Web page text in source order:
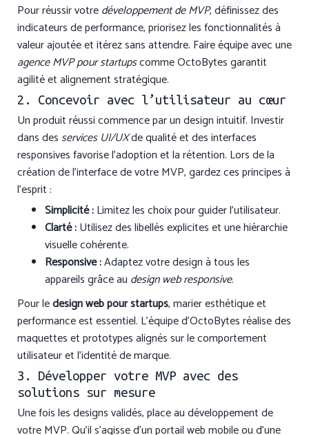
Pour réussir votredéveloppement de MVP, définissez des
indicateurs de performance, priorisez les fonctionnalités à
valeur ajoutée et itérez sans attendre. Faire équipe avec une
agence MVP pour startupscomme OctoBytes garantit
agilité et alignement stratégique.
2. Concevoir avec l’utilisateur au cœur
Un produit réussi commence par un design intuitif. Investir
dans des services UI/UXde qualité et des interfaces
responsives favorise l’adoption et la rétention. Lors de la
création de l’interface de votre MVP, gardez ces principes à
l’esprit :
Simplicité :Limitez les choix pour guider l’utilisateur.
Clarté :Utilisez des libellés explicites et une hiérarchie
visuelle cohérente.
Responsive :Adaptez votre design à tous les
appareils grâce au design web responsive.
Pour ledesign web pour startups, marier esthétique et
performance est essentiel. L’équipe d’OctoBytes réalise des
maquettes et prototypes alignés sur le comportement
utilisateur et l’identité de marque.
3. Développer votre MVP avec des
solutions sur mesure
Une fois les designs validés, place au développement de
votre MVP. Qu’il s’agisse d’un portail web mobile ou d’une